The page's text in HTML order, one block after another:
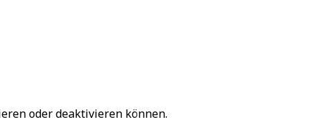
oder deaktivieren können.